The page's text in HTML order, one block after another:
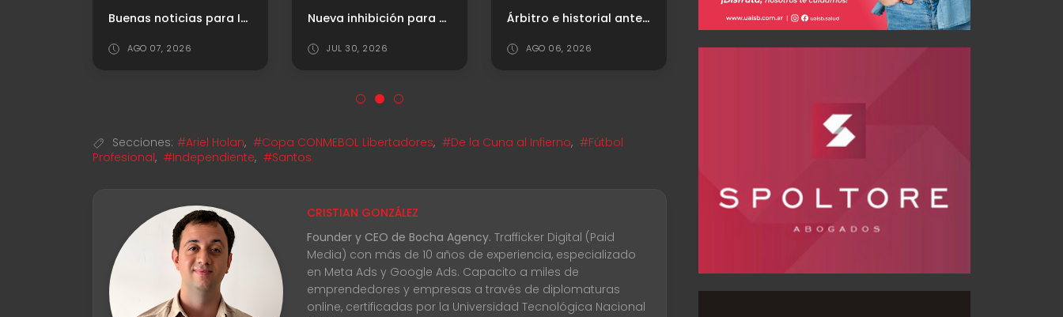
Buenas noticias para Independiente
AGO 07, 2026
Nueva inhibición para el "Rojo"
JUL 30, 2026
Árbitro e historial ante Platense
AGO 06, 2026
Lo bueno, lo malo y Puntajes vs. Platense
AGO 09, 2026
Secciones: #Ariel Holan, #Copa CONMEBOL Libertadores, #De la Cuna al Infierno, #Fútbol
Profesional, #Independiente, #Santos
CRISTIAN GONZÁLEZ
Founder y CEO de Bocha Agency. Trafficker Digital (Paid
Media) con más de 10 años de experiencia, especializado
en Meta Ads y Google Ads. Capacito a miles de
emprendedores y empresas a través de diplomaturas
online, certificadas por la Universidad Tecnológica Nacional